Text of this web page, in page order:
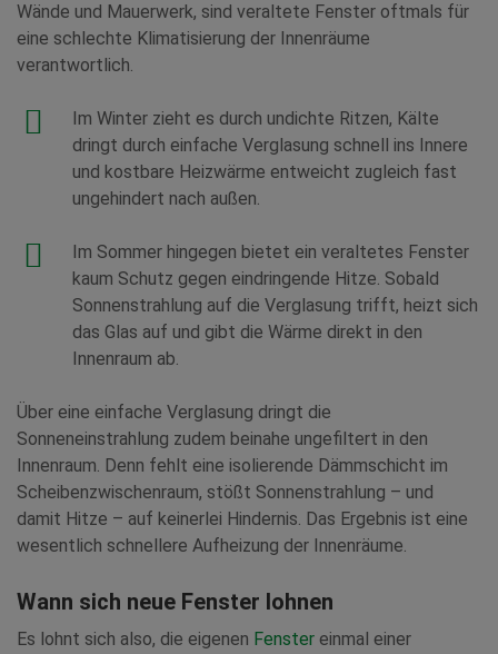
Wände und Mauerwerk, sind veraltete Fenster oftmals für
eine schlechte Klimatisierung der Innenräume
verantwortlich.
Im Winter zieht es durch undichte Ritzen, Kälte
dringt durch einfache Verglasung schnell ins Innere
und kostbare Heizwärme entweicht zugleich fast
ungehindert nach außen.
Im Sommer hingegen bietet ein veraltetes Fenster
kaum Schutz gegen eindringende Hitze. Sobald
Sonnenstrahlung auf die Verglasung trifft, heizt sich
das Glas auf und gibt die Wärme direkt in den
Innenraum ab.
Über eine einfache Verglasung dringt die
Sonneneinstrahlung zudem beinahe ungefiltert in den
Innenraum. Denn fehlt eine isolierende Dämmschicht im
Scheibenzwischenraum, stößt Sonnenstrahlung – und
damit Hitze – auf keinerlei Hindernis. Das Ergebnis ist eine
wesentlich schnellere Aufheizung der Innenräume.
Wann sich neue Fenster lohnen
Es lohnt sich also, die eigenen Fenster einmal einer